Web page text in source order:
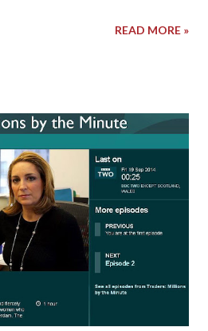
ไม่เน้นเร็วอย่างเดียว มันเน้น
ตลาดจากข่าว และจัดค่าน้ำ
ดหน้าด้วยความเร็ว ในการเข้าซื้อขาย
าณมาก ทำให้เกิดผลต่อ volatility
ติกรรมราคา ทำให้ มีผลต่อการตัดสิน
มมา แล้ว HFT ก็ใช้ความได้เปรียบใน
ด้จากสถานการณ์ที่เกิด ตรงนี้มันกลาย
ปรียบมหาศาลของ smart player
ามยากในการเทรดคงจะเพิ่มมา...
READ MORE »